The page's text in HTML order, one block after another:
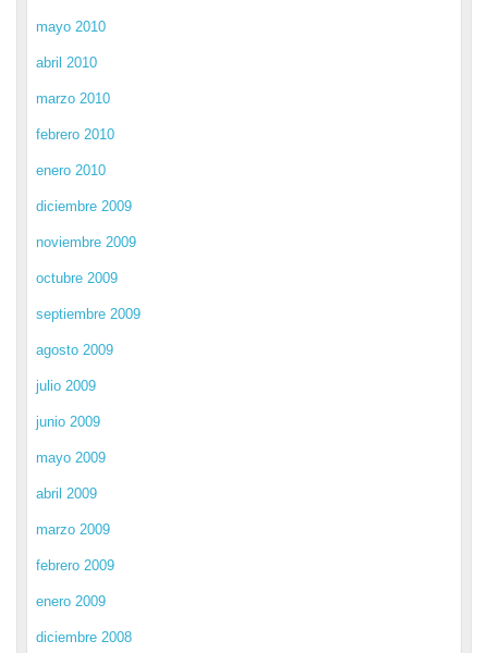
mayo 2010
abril 2010
marzo 2010
febrero 2010
enero 2010
diciembre 2009
noviembre 2009
octubre 2009
septiembre 2009
agosto 2009
julio 2009
junio 2009
mayo 2009
abril 2009
marzo 2009
febrero 2009
enero 2009
diciembre 2008